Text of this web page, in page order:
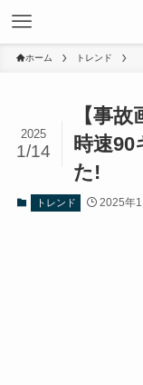
ホーム トレンド
【事
時速90
た!
2025
1/14
トレンド 2025年1